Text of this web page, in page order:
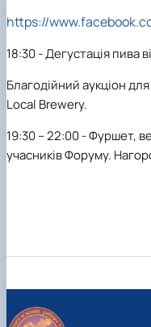
https://
18:30 - Дегустація пива
Благодійний аукціон
Local Brewery.
19:30 – 22:00 - Фуршет,
учасників Форуму.